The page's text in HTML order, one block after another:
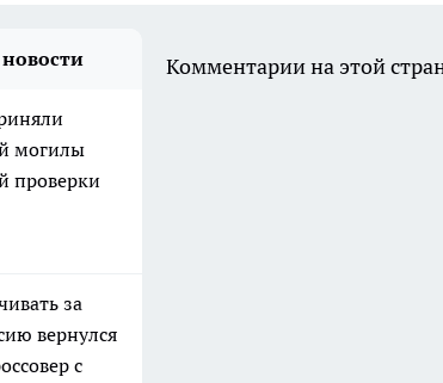
могилы
проверки
за
вернулся
с
Комментарии на этой